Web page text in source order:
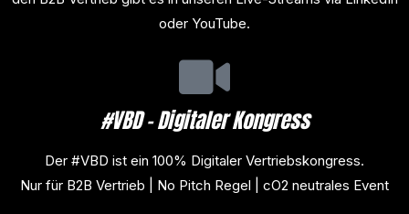
oder YouTube.
#VBD - Digitaler Kongress
Der #VBD ist ein 100% Digitaler Vertriebskongress.
Nur für B2B Vertrieb | No Pitch Regel | cO2 neutrales Event